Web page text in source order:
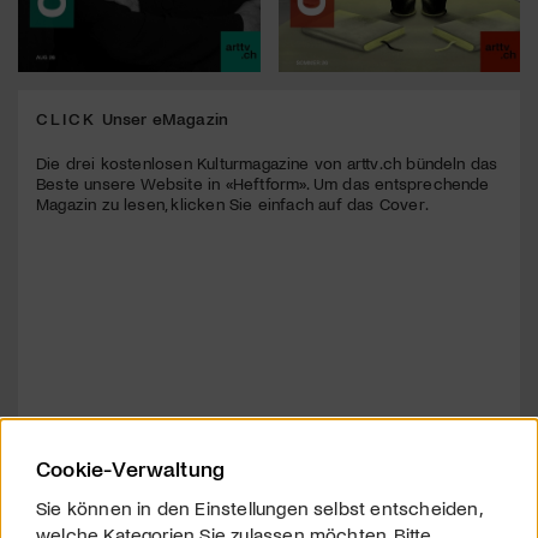
CLICK Unser eMagazin
Die drei kostenlosen Kulturmagazine von arttv.ch bündeln das
Beste unsere Website in «Heftform». Um das entsprechende
Magazin zu lesen, klicken Sie einfach auf das Cover.
Cookie-Verwaltung
Sie können in den Einstellungen selbst entscheiden,